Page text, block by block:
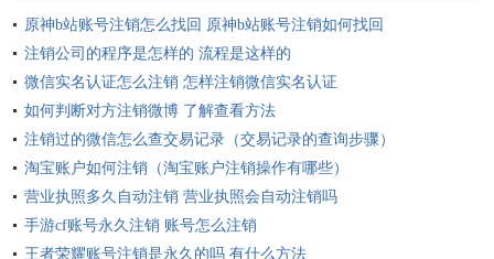
原神b站账号注销怎么找回 原神b站账号注销如何找回
注销公司的程序是怎样的 流程是这样的
微信实名认证怎么注销 怎样注销微信实名认证
如何判断对方注销微博 了解查看方法
注销过的微信怎么查交易记录（交易记录的查询步骤）
淘宝账户如何注销（淘宝账户注销操作有哪些）
营业执照多久自动注销 营业执照会自动注销吗
手游cf账号永久注销 账号怎么注销
王者荣耀账号注销是永久的吗 有什么方法